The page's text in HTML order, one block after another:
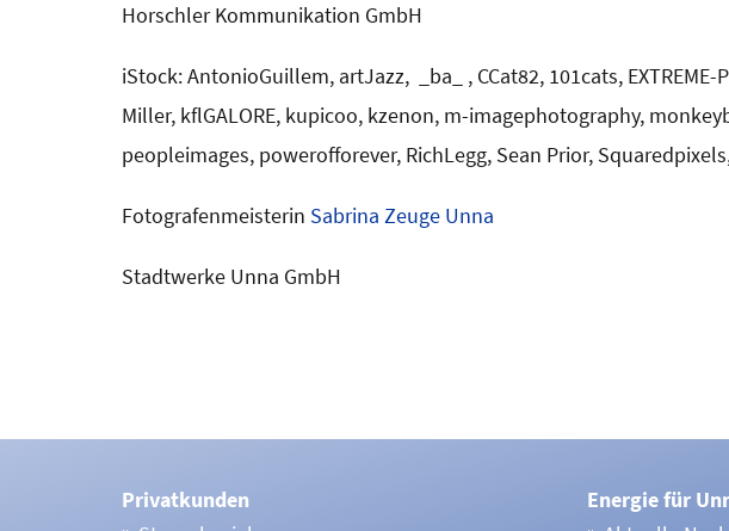
Horschler Kommunikation GmbH
iStock: AntonioGuillem, artJazz, _ba_ , CCat82, 101cats,
Miller, kflGALORE, kupicoo, kzenon, m-imagephotography,
peopleimages, powerofforever, RichLegg, Sean Prior,
Fotografenmeisterin Sabrina Zeuge Unna
Stadtwerke Unna GmbH
Privatkunden
Energie für